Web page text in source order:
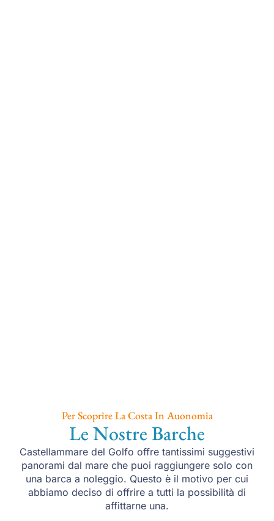
Per Scoprire La Costa In Auonomia
Le Nostre Barche
Castellammare del Golfo offre tantissimi suggestivi
panorami dal mare che puoi raggiungere solo con
una barca a noleggio. Questo è il motivo per cui
abbiamo deciso di offrire a tutti la possibilità di
affittarne una.